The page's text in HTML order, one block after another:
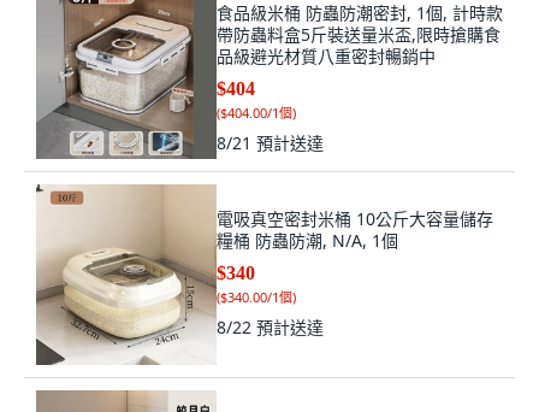
食品級米桶 防蟲防潮密封, 1個, 計時款
帶防蟲料盒5斤裝送量米盃,限時搶購食
品級避光材質八重密封暢銷中
$404
($404.00/1個)
8/21 預計送達
電吸真空密封米桶 10公斤大容量儲存
糧桶 防蟲防潮, N/A, 1個
$340
($340.00/1個)
8/22 預計送達